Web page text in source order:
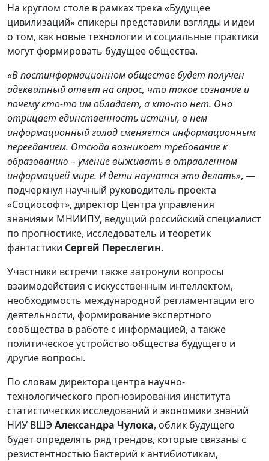
На круглом столе в рамках трека «Будущее
цивилизаций» спикеры представили взгляды и идеи
о том, как новые технологии и социальные практики
могут формировать будущее общества.
«В постинформационном обществе будет получен
адекватный ответ на опрос, что такое сознание и
почему кто-то им обладает, а кто-то нет. Оно
отрицает единственность истины, в нем
информационный голод сменяется информационным
перееданием. Отсюда возникает требование к
образованию – умение выживать в отравленном
информацией мире. И дети научатся это делать», —
подчеркнул научный руководитель проекта
«Социософт», директор Центра управления
знаниями МНИИПУ, ведущий российский специалист
по прогностике, исследователь и теоретик
фантастики Сергей Переслегин.
Участники встречи также затронули вопросы
взаимодействия с искусственным интеллектом,
необходимость международной регламентации его
деятельности, формирование экспертного
сообщества в работе с информацией, а также
политическое устройство общества будущего и
другие вопросы.
По словам директора центра научно-
технологического прогнозирования института
статистических исследований и экономики знаний
НИУ ВШЭАлександра Чулока, облик будущего
будет определять ряд трендов, которые связаны с
резистентностью бактерий к антибиотикам,